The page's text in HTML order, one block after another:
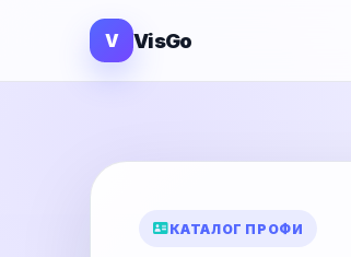
V VisGo
КАТАЛОГ ПРОФИ